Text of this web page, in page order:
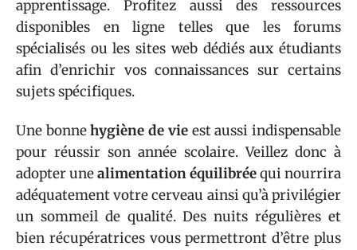
apprentissage. Profitez aussi des ressources
disponibles en ligne telles que les forums
spécialisés ou les sites web dédiés aux étudiants
afin d’enrichir vos connaissances sur certains
sujets spécifiques.
Une bonnehygiène de vieest aussi indispensable
pour réussir son année scolaire. Veillez donc à
adopter unealimentation équilibréequi nourrira
adéquatement votre cerveau ainsi qu’à privilégier
un sommeil de qualité. Des nuits régulières et
bien récupératrices vous permettront d’être plus